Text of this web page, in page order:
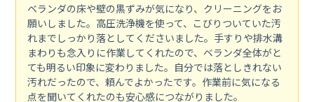
ベランダの床や壁の黒ずみが気になり、クリーニングをお
願いしました。高圧洗浄機を使って、こびりついていた汚
れまでしっかり落としてくださいました。手すりや排水溝
まわりも念入りに作業してくれたので、ベランダ全体がと
ても明るい印象に変わりました。自分では落としきれない
汚れだったので、頼んでよかったです。作業前に気になる
点を聞いてくれたのも安心感につながりました。